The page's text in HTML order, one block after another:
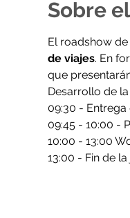
Sobre
El roadshow
de viajes. En
que
Desarrollo de
09:30 -
09:45 - 10:00 -
10:00 - 13:00
13:00 - Fin de